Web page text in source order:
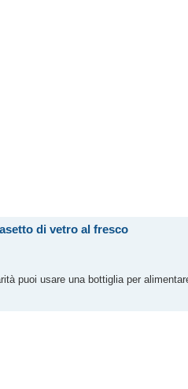
di vetro al fresco
puoi usare una bottiglia per